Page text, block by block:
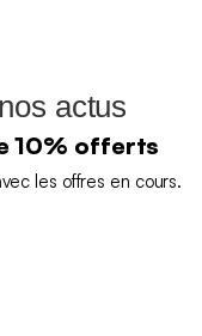
actus
10% offerts
les offres en cours.